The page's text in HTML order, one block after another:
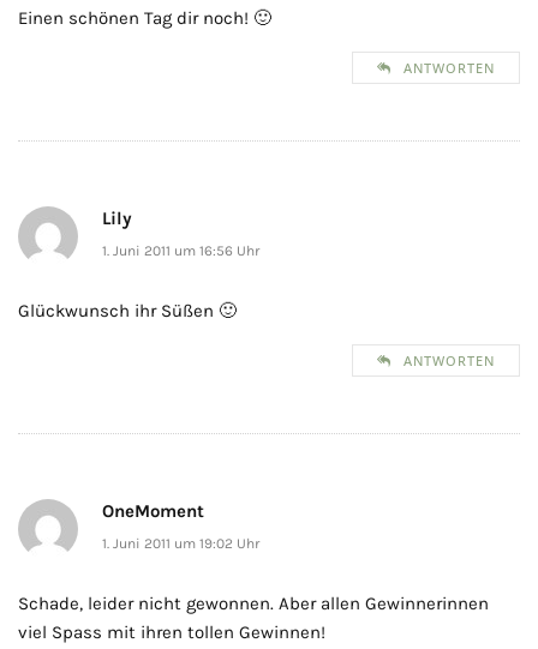
Einen schönen Tag dir noch! 🙂
ANTWORTEN
Lily
1. Juni 2011 um 16:56 Uhr
Glückwunsch ihr Süßen 🙂
ANTWORTEN
OneMoment
1. Juni 2011 um 19:02 Uhr
Schade, leider nicht gewonnen. Aber allen Gewinnerinnen
viel Spass mit ihren tollen Gewinnen!